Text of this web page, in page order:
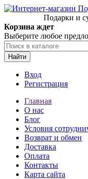
Подарки и
Корзина ждет
Выберите любое
Найти
Вход
Регистрация
Главная
О нас
Блог
Условия
Возврат и обмен
Доставка
Оплата
Контакты
Карта сайта